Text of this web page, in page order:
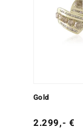
Gold
2.299,- €